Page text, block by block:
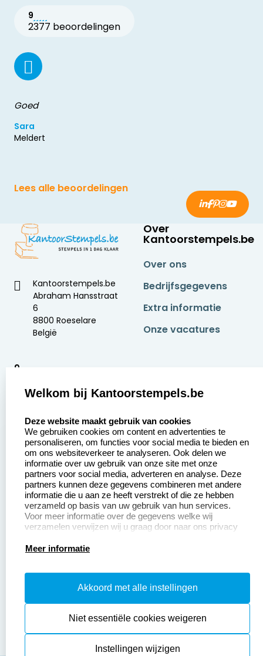
9
2377 beoordelingen
Goed
Sara
Meldert
Lees alle beoordelingen
Kantoorstempels.be
Abraham Hansstraat
6
8800 Roeselare
België
9
Over
Kantoorstempels.be
Over ons
Bedrijfsgegevens
Extra informatie
Onze vacatures
Aanvraag op maat
Betaling &
Verzending
Wederverkoper
worden
Contact opnemen
Veel gestelde vragen
Retourneren
Herroepingsrecht
Productinformatie:
Instructiepagina
Safety Sheets
Sitemap
Welkom bij Kantoorstempels.be
Deze website maakt gebruik van cookies
We gebruiken cookies om content en advertenties te
personaliseren, om functies voor social media te bieden en
om ons websiteverkeer te analyseren. Ook delen we
informatie over uw gebruik van onze site met onze
partners voor social media, adverteren en analyse. Deze
partners kunnen deze gegevens combineren met andere
informatie die u aan ze heeft verstrekt of die ze hebben
verzameld op basis van uw gebruik van hun services.
Voor meer informatie over de gegevens welke wij
verzamelen verwijzen wij u graag door naar ons privacy
Meer informatie
Akkoord met alle instellingen
Niet essentiële cookies weigeren
Instellingen wijzigen